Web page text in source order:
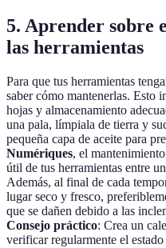
5. Aprender sobre
las herramientas
Para que tus herramientas
saber cómo mantenerlas. Esto
hojas y almacenamiento
una pala, límpiala de tierra y
pequeña capa de aceite para
Numériques, el
útil de tus herramientas entre
Además, al final de cada
lugar seco y fresco,
que se dañen debido a las
Consejo práctico: Crea un
verificar regularmente el